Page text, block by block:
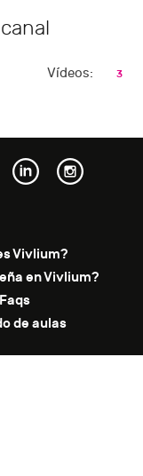
Vídeos: 3
Vivlium?
en Vivlium?
Faqs
de aulas